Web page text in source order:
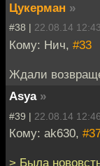
Цукерман »
#38 | 22.08.14 12:43
Кому: Нич, #33
Ждали
Asya »
#39 | 22.08.14 12:46
Кому: ak630,
> Была